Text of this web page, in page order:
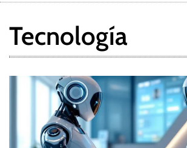
Tecnología